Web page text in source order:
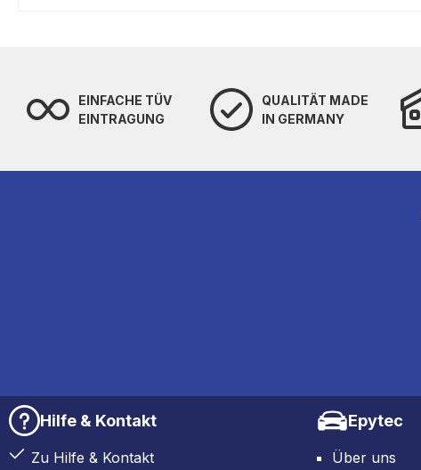
EINFACHE TÜV
EINTRAGUNG
QUALITÄT MADE
IN GERMANY
Hilfe & Kontakt
Zu Hilfe & Kontakt
Epytec
Über uns